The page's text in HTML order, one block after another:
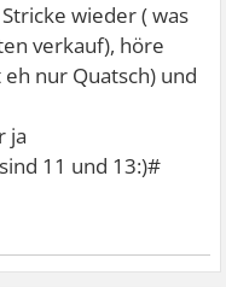
wieder ( was
verkauf), höre
nur Quatsch) und
ja
11 und 13:)#